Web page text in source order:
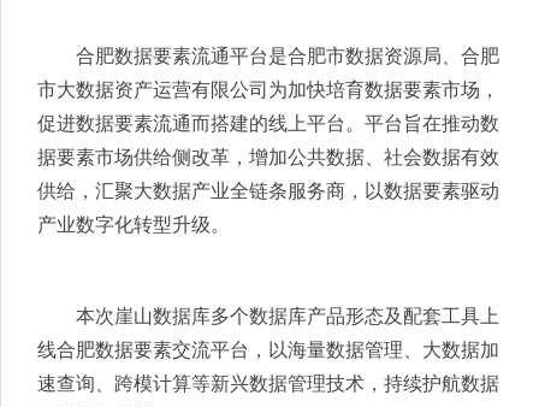
合肥数据要素流通平台是合肥市数据资源局、合肥
市大数据资产运营有限公司为加快培育数据要素市场，
促进数据要素流通而搭建的线上平台。平台旨在推动数
据要素市场供给侧改革，增加公共数据、社会数据有效
供给，汇聚大数据产业全链条服务商，以数据要素驱动
产业数字化转型升级。
本次崖山数据库多个数据库产品形态及配套工具上
线合肥数据要素交流平台，以海量数据管理、大数据加
速查询、跨模计算等新兴数据管理技术，持续护航数据